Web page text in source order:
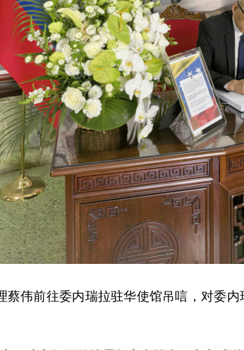
蔡伟前往委内瑞拉驻华使馆吊唁，对委